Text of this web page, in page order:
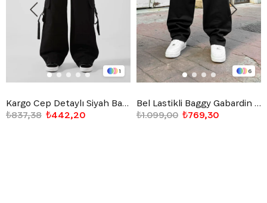
1
Kargo Cep Detaylı Siyah Baggy Jean
₺442,20
₺837,38
6
Bel Lastikli Baggy Gabardin Pantolon Siyah
₺769,30
₺1.099,00